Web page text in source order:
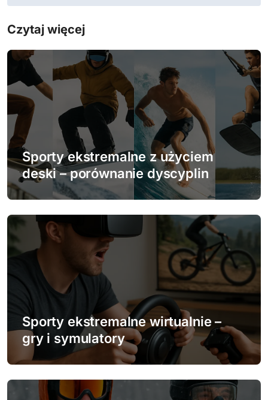
i
g
a
c
j
a
w
p
i
s
u
Czytaj więcej
Sporty ekstremalne z użyciem
deski – porównanie dyscyplin
Sporty ekstremalne wirtualnie –
gry i symulatory